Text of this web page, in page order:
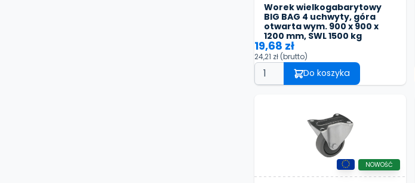
Worek wielkogabarytowy
BIG BAG 4 uchwyty, góra
otwarta wym. 900 x 900 x
1200 mm, SWL 1500 kg
19,68 zł
24,21 zł (brutto)
Do koszyka
NOWOŚĆ